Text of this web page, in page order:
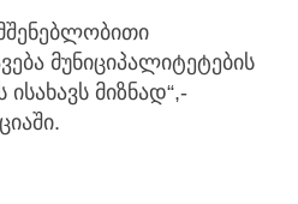
მუნიციპალიტეტების
მიზნად“,-